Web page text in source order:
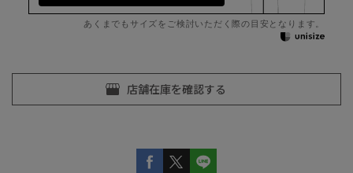
あくまでもサイズをご検討いただく際の目安となります。